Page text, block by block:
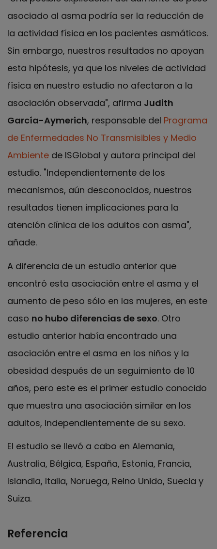
asociado al asma podría ser la reducción de
la actividad física en los pacientes asmáticos.
Sin embargo, nuestros resultados no apoyan
esta hipótesis, ya que los niveles de actividad
física en nuestro estudio no afectaron a la
asociación observada", afirma Judith
García-Aymerich, responsable del Programa
de Enfermedades No Transmisibles y Medio
Ambiente de ISGlobal y autora principal del
estudio. "Independientemente de los
mecanismos, aún desconocidos, nuestros
resultados tienen implicaciones para la
atención clínica de los adultos con asma",
añade.
A diferencia de un estudio anterior que
encontró esta asociación entre el asma y el
aumento de peso sólo en las mujeres, en este
caso no hubo diferencias de sexo. Otro
estudio anterior había encontrado una
asociación entre el asma en los niños y la
obesidad después de un seguimiento de 10
años, pero este es el primer estudio conocido
que muestra una asociación similar en los
adultos, independientemente de su sexo.
El estudio se llevó a cabo en Alemania,
Australia, Bélgica, España, Estonia, Francia,
Islandia, Italia, Noruega, Reino Unido, Suecia y
Suiza.
Referencia